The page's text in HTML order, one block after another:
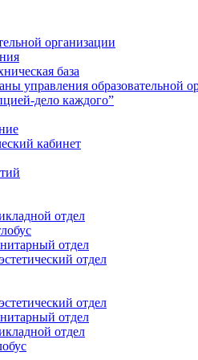
организации
база
управления образовательной
дело каждого”
кабинет
отдел
отдел
отдел
отдел
отдел
отдел